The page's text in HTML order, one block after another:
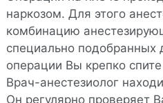
наркозом. Для этого
комбинацию
специально подобранных
операции Вы крепко
Врач-анестезиолог
Он регулярно проверяет